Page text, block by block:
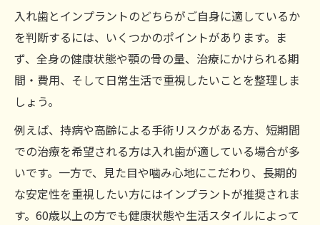
入れ歯とインプラントのどちらがご自身に適しているか
を判断するには、いくつかのポイントがあります。ま
ず、全身の健康状態や顎の骨の量、治療にかけられる期
間・費用、そして日常生活で重視したいことを整理しま
しょう。
例えば、持病や高齢による手術リスクがある方、短期間
での治療を希望される方は入れ歯が適している場合が多
いです。一方で、見た目や噛み心地にこだわり、長期的
な安定性を重視したい方にはインプラントが推奨されま
す。60歳以上の方でも健康状態や生活スタイルによって